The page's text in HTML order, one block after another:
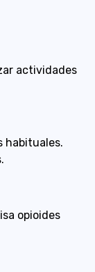
actividades
habituales.
opioides